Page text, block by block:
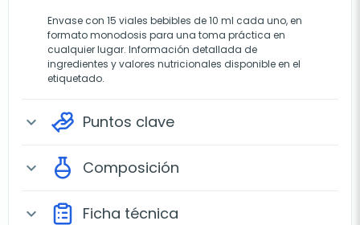
Envase con 15 viales bebibles de 10 ml cada uno, en
formato monodosis para una toma práctica en
cualquier lugar. Información detallada de
ingredientes y valores nutricionales disponible en el
etiquetado.
expand_more Puntos clave
expand_more Composición
expand_more Ficha técnica